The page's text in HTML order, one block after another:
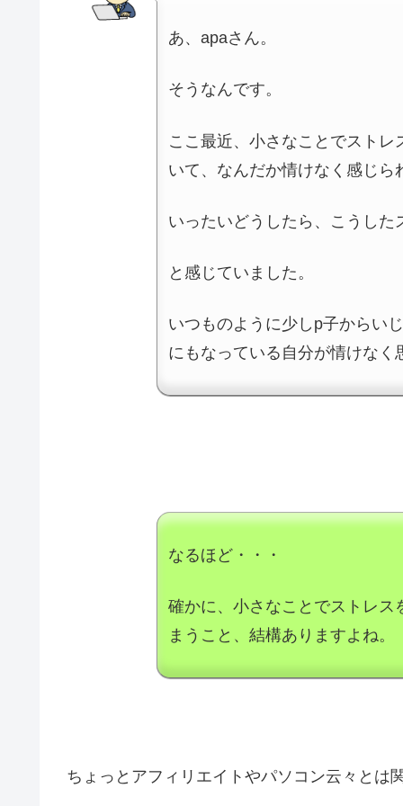
あ、apaさん。
そうなんです。
ここ最近、小さなことでスト
いて、なんだか情けなく感じら
いったいどうしたら、こうした
と感じていました。
いつものように少しp子からい
にもなっている自分が情けなく
なるほど・・・
確かに、小さなことでストレス
まうこと、結構ありますよね。
ちょっとアフィリエイトやパソコン云々とは